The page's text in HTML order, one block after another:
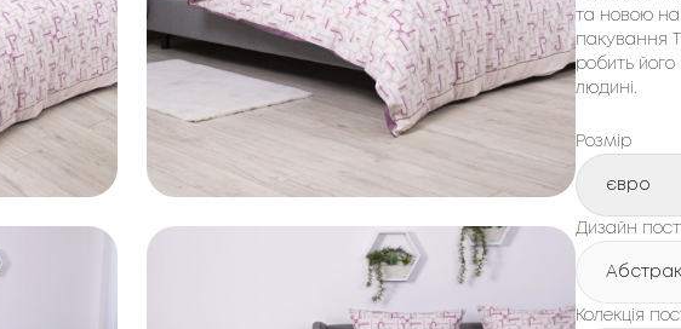
та новою
пакування
робить
людині.
Розмір
євро
Дизайн
Колекція